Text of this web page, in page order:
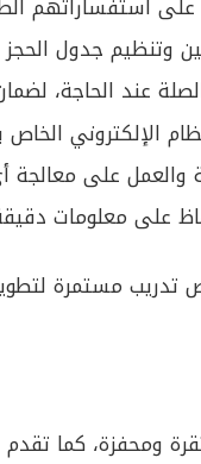
على استفساراتهم
وتنظيم جدول
عند الحاجة،
الإلكتروني الخاص
والعمل على
على معلومات
تدريب مستمرة
ومحفزة، كما تقدم